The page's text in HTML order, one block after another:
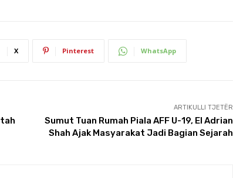
X Pinterest WhatsApp
ARTIKULLI TJETËR
Sumut Tuan Rumah Piala AFF U-19, El Adrian
Shah Ajak Masyarakat Jadi Bagian Sejarah